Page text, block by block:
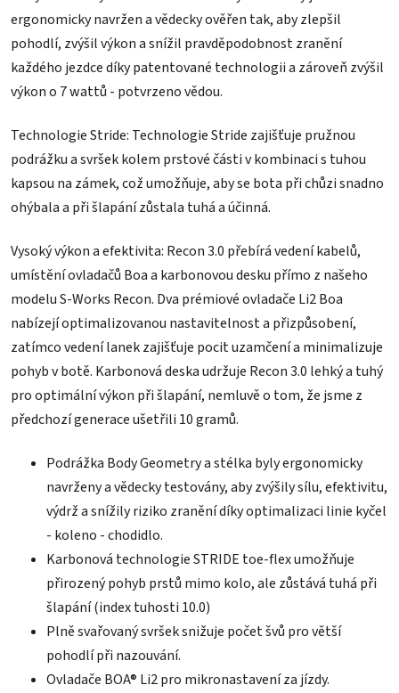
ergonomicky navržen a vědecky ověřen tak, aby zlepšil
pohodlí, zvýšil výkon a snížil pravděpodobnost zranění
každého jezdce díky patentované technologii a zároveň zvýšil
výkon o 7 wattů - potvrzeno vědou.
Technologie Stride: Technologie Stride zajišťuje pružnou
podrážku a svršek kolem prstové části v kombinaci s tuhou
kapsou na zámek, což umožňuje, aby se bota při chůzi snadno
ohýbala a při šlapání zůstala tuhá a účinná.
Vysoký výkon a efektivita: Recon 3.0 přebírá vedení kabelů,
umístění ovladačů Boa a karbonovou desku přímo z našeho
modelu S-Works Recon. Dva prémiové ovladače Li2 Boa
nabízejí optimalizovanou nastavitelnost a přizpůsobení,
zatímco vedení lanek zajišťuje pocit uzamčení a minimalizuje
pohyb v botě. Karbonová deska udržuje Recon 3.0 lehký a tuhý
pro optimální výkon při šlapání, nemluvě o tom, že jsme z
předchozí generace ušetřili 10 gramů.
Podrážka Body Geometry a stélka byly ergonomicky
navrženy a vědecky testovány, aby zvýšily sílu, efektivitu,
výdrž a snížily riziko zranění díky optimalizaci linie kyčel
- koleno - chodidlo.
Karbonová technologie STRIDE toe-flex umožňuje
přirozený pohyb prstů mimo kolo, ale zůstává tuhá při
šlapání (index tuhosti 10.0)
Plně svařovaný svršek snižuje počet švů pro větší
pohodlí při nazouvání.
Ovladače BOA® Li2 pro mikronastavení za jízdy.